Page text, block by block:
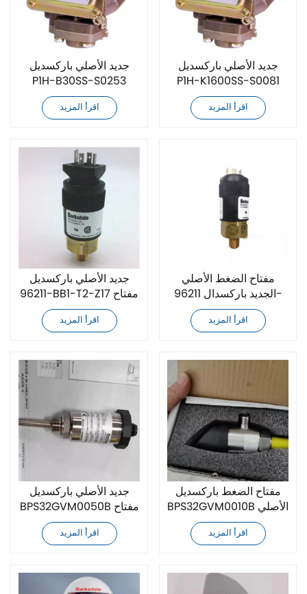
جديد الأصلي باركسديل
P1H-B30SS-S0253
مفتاح الضغط
اقرأ المزيد
جديد الأصلي باركسديل
P1H-K1600SS-S0081
مفتاح الضغط
اقرأ المزيد
جديد الأصلي باركسديل
96211-BB1-T2-Z17 مفتاح
الضغط
اقرأ المزيد
مفتاح الضغط الأصلي
الجديد باركسدال 96211-
BB3-T2
اقرأ المزيد
جديد الأصلي باركسديل
BPS32GVM0050B مفتاح
الضغط
اقرأ المزيد
مفتاح الضغط باركسديل
BPS32GVM0010B الأصلي
الجديد
اقرأ المزيد